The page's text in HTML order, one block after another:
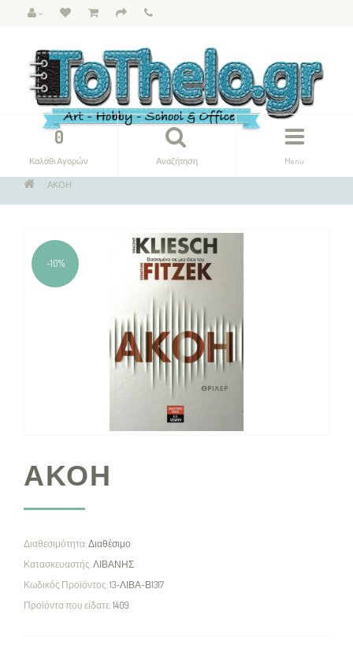
Menu
Αναζήτηση
0
Καλάθι Αγορών
ΑΚΟΗ
-10%
ΑΚΟΗ
Διαθεσιμότητα:Διαθέσιμο
Κατασκευαστής:ΛΙΒΑΝΗΣ
Κωδικός Προϊόντος:13-ΛΙΒΑ-Β1317
Προϊόντα που είδατε:1409